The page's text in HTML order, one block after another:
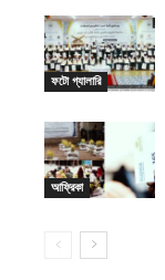
ফটো গ্যালারি
আফ্রিকা